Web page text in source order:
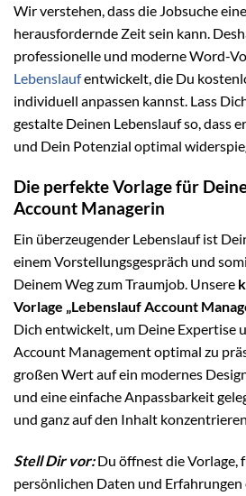
Wir verstehen, dass die Jobsuche
herausfordernde Zeit sein kann.
professionelle und moderne Word-
Lebenslaufentwickelt, die Du
individuell anpassen kannst. Lass
gestalte Deinen Lebenslauf so, dass
und Dein Potenzial optimal
Die perfekte Vorlage für
Account Managerin
Ein überzeugender Lebenslauf ist
einem Vorstellungsgespräch und
Deinem Weg zum Traumjob. Unsere
Vorlage „Lebenslauf Account
Dich entwickelt, um Deine Expertise
Account Management optimal zu
großen Wert auf ein modernes
und eine einfache Anpassbarkeit
und ganz auf den Inhalt
Stell Dir vor:Du öffnest die Vorlage,
persönlichen Daten und